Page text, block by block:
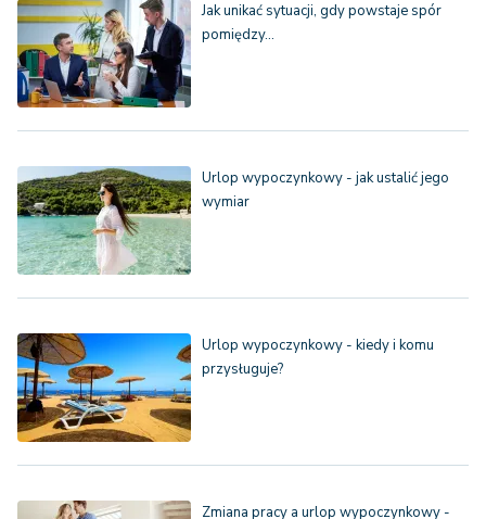
Jak unikać sytuacji, gdy powstaje spór
pomiędzy…
Urlop wypoczynkowy - jak ustalić jego
wymiar
Urlop wypoczynkowy - kiedy i komu
przysługuje?
Zmiana pracy a urlop wypoczynkowy -